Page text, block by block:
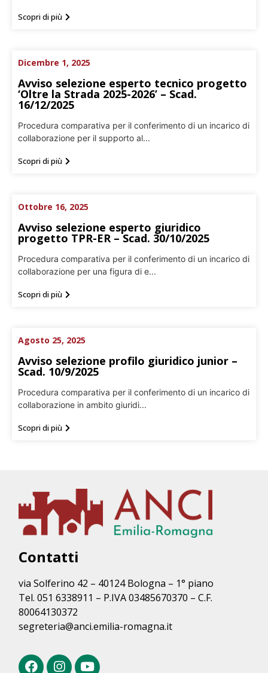
Scopri di più
Dicembre 1, 2025
Avviso selezione esperto tecnico progetto
‘Oltre la Strada 2025-2026’ – Scad.
16/12/2025
Procedura comparativa per il conferimento di un incarico di
collaborazione per il supporto al...
Scopri di più
Ottobre 16, 2025
Avviso selezione esperto giuridico
progetto TPR-ER – Scad. 30/10/2025
Procedura comparativa per il conferimento di un incarico di
collaborazione per una figura di e...
Scopri di più
Agosto 25, 2025
Avviso selezione profilo giuridico junior –
Scad. 10/9/2025
Procedura comparativa per il conferimento di un incarico di
collaborazione in ambito giuridi...
Scopri di più
Contatti
via Solferino 42 – 40124 Bologna – 1° piano
Tel. 051 6338911 – P.IVA 03485670370 – C.F.
80064130372
segreteria@anci.emilia-romagna.it